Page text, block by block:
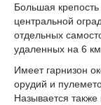
Большая
центральной
отдельных
удаленных на 6
Имеет гарнизон
орудий и
Называется